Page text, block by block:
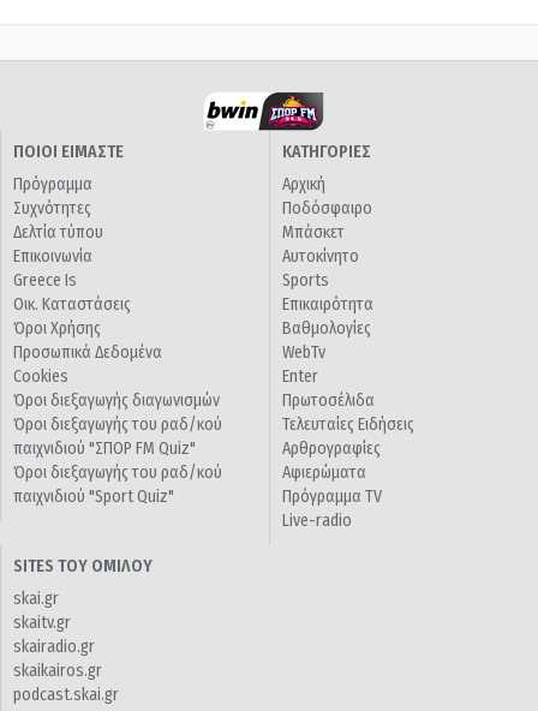
ΠΟΙΟΙ ΕΙΜΑΣΤΕ
Πρόγραμμα
Συχνότητες
Δελτία τύπου
Επικοινωνία
Greece Is
Οικ. Καταστάσεις
Όροι Χρήσης
Προσωπικά Δεδομένα
Cookies
Όροι διεξαγωγής διαγωνισμών
Όροι διεξαγωγής του ραδ/κού
παιχνιδιού "ΣΠΟΡ FM Quiz"
Όροι διεξαγωγής του ραδ/κού
παιχνιδιού "Sport Quiz"
ΚΑΤΗΓΟΡΙΕΣ
Αρχική
Ποδόσφαιρο
Μπάσκετ
Αυτοκίνητο
Sports
Επικαιρότητα
Βαθμολογίες
WebTv
Enter
Πρωτοσέλιδα
Τελευταίες Ειδήσεις
Αρθρογραφίες
Αφιερώματα
Πρόγραμμα TV
Live-radio
SITES ΤΟΥ ΟΜΙΛΟΥ
skai.gr
skaitv.gr
skairadio.gr
skaikairos.gr
podcast.skai.gr